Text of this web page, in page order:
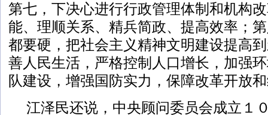
第七，下决心进行行政管理体制和机构
能、理顺关系、精兵简政、提高效率；
都要硬，把社会主义精神文明建设提高
善人民生活，严格控制人口增长，加强
队建设，增强国防实力，保障改革开放
江泽民还说，中央顾问委员会成立１